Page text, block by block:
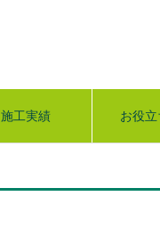
施工実績 お役